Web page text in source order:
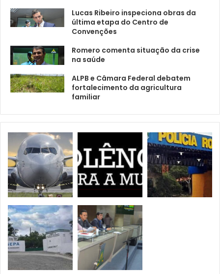
Lucas Ribeiro inspeciona obras da
última etapa do Centro de
Convenções
Romero comenta situação da crise
na saúde
ALPB e Câmara Federal debatem
fortalecimento da agricultura
familiar